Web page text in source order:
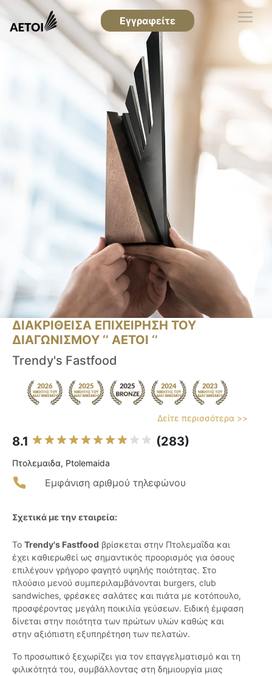
Εγγραφείτε
ΔΙΑΚΡΙΘΕΙΣΑ ΕΠΙΧΕΙΡΗΣΗ ΤΟΥ
ΔΙΑΓΩΝΙΣΜΟΥ ‘’ ΑΕΤΟΙ ‘’
Trendy's Fastfood
Δείτε περισσότερα >>
8.1 (283)
Πτολεμαιδα, Ptolemaida
Εμφάνιση αριθμού τηλεφώνου
Σχετικά με την εταιρεία:
Το Trendy's Fastfood βρίσκεται στην Πτολεμαΐδα και
έχει καθιερωθεί ως σημαντικός προορισμός για όσους
επιλέγουν γρήγορο φαγητό υψηλής ποιότητας. Στο
πλούσιο μενού συμπεριλαμβάνονται burgers, club
sandwiches, φρέσκες σαλάτες και πιάτα με κοτόπουλο,
προσφέροντας μεγάλη ποικιλία γεύσεων. Ειδική έμφαση
δίνεται στην ποιότητα των πρώτων υλών καθώς και
στην αξιόπιστη εξυπηρέτηση των πελατών.
Το προσωπικό ξεχωρίζει για τον επαγγελματισμό και τη
φιλικότητά του, συμβάλλοντας στη δημιουργία μιας